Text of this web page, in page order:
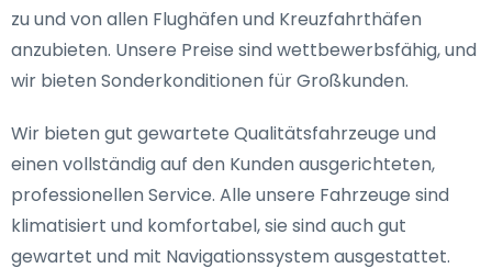
zu und von allen Flughäfen und Kreuzfahrthäfen
anzubieten. Unsere Preise sind wettbewerbsfähig, und
wir bieten Sonderkonditionen für Großkunden.
Wir bieten gut gewartete Qualitätsfahrzeuge und
einen vollständig auf den Kunden ausgerichteten,
professionellen Service. Alle unsere Fahrzeuge sind
klimatisiert und komfortabel, sie sind auch gut
gewartet und mit Navigationssystem ausgestattet.